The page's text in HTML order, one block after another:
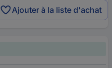
Ajouter à la liste d'achat